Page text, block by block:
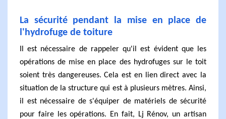
La sécurité pendant la mise en place de
l'hydrofuge de toiture
Il est nécessaire de rappeler qu'il est évident que les
opérations de mise en place des hydrofuges sur le toit
soient très dangereuses. Cela est en lien direct avec la
situation de la structure qui est à plusieurs mètres. Ainsi,
il est nécessaire de s'équiper de matériels de sécurité
pour faire les opérations. En fait, Lj Rénov, un artisan